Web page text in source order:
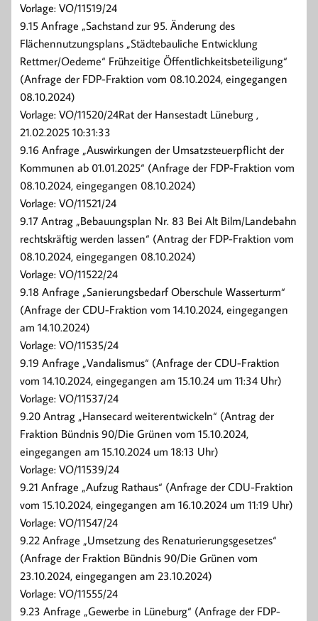
Vorlage: VO/11519/24
9.15 Anfrage „Sachstand zur 95. Änderung des
Flächennutzungsplans „Städtebauliche Entwicklung
Rettmer/Oedeme“ Frühzeitige Öffentlichkeitsbeteiligung“
(Anfrage der FDP-Fraktion vom 08.10.2024, eingegangen
08.10.2024)
Vorlage: VO/11520/24Rat der Hansestadt Lüneburg ,
21.02.2025 10:31:33
9.16 Anfrage „Auswirkungen der Umsatzsteuerpflicht der
Kommunen ab 01.01.2025“ (Anfrage der FDP-Fraktion vom
08.10.2024, eingegangen 08.10.2024)
Vorlage: VO/11521/24
9.17 Antrag „Bebauungsplan Nr. 83 Bei Alt Bilm/Landebahn
rechtskräftig werden lassen“ (Antrag der FDP-Fraktion vom
08.10.2024, eingegangen 08.10.2024)
Vorlage: VO/11522/24
9.18 Anfrage „Sanierungsbedarf Oberschule Wasserturm“
(Anfrage der CDU-Fraktion vom 14.10.2024, eingegangen
am 14.10.2024)
Vorlage: VO/11535/24
9.19 Anfrage „Vandalismus“ (Anfrage der CDU-Fraktion
vom 14.10.2024, eingegangen am 15.10.24 um 11:34 Uhr)
Vorlage: VO/11537/24
9.20 Antrag „Hansecard weiterentwickeln“ (Antrag der
Fraktion Bündnis 90/Die Grünen vom 15.10.2024,
eingegangen am 15.10.2024 um 18:13 Uhr)
Vorlage: VO/11539/24
9.21 Anfrage „Aufzug Rathaus“ (Anfrage der CDU-Fraktion
vom 15.10.2024, eingegangen am 16.10.2024 um 11:19 Uhr)
Vorlage: VO/11547/24
9.22 Anfrage „Umsetzung des Renaturierungsgesetzes“
(Anfrage der Fraktion Bündnis 90/Die Grünen vom
23.10.2024, eingegangen am 23.10.2024)
Vorlage: VO/11555/24
9.23 Anfrage „Gewerbe in Lüneburg“ (Anfrage der FDP-